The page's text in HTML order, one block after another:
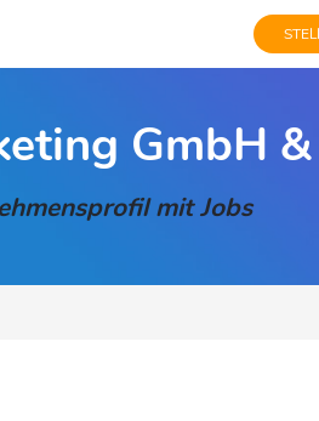
GmbH &
mit Jobs